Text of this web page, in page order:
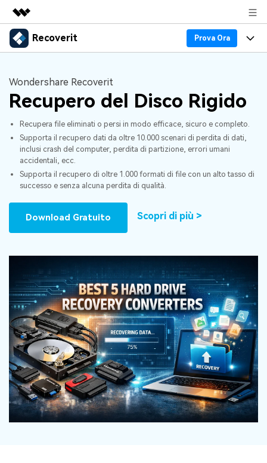
Prodotti in evidenza
Utilità
Panoramica
Soluzione
Chi siamo
Sala stampa
Negozio
Supporto
Recoverit Prova Ora
Recupero Dati
Backup Dati
Riparazione Dati
Funzionalità
Recover file Media
Recover Document Files
Recover From Devices
Controlla tutte le caratteristiche
Blog
Problemi dei File
Problemi del Computer
Problemi del Dispositivo Archiviazione
Centro di conoscenza
TROVA ALTRE SOLUZIONI
Supporto
Supporto
Novità
Guida
50% OFF!
SCARICA ORA Accedi
search
Wondershare Recoverit
Recupero del Disco Rigido
Recupera file eliminati o persi in modo efficace, sicuro e completo.
Supporta il recupero dati da oltre 10.000 scenari di perdita di dati,
inclusi crash del computer, perdita di partizione, errori umani
accidentali, ecc.
Supporta il recupero di oltre 1.000 formati di file con un alto tasso di
successo e senza alcuna perdita di qualità.
Download Gratuito Scopri di più >